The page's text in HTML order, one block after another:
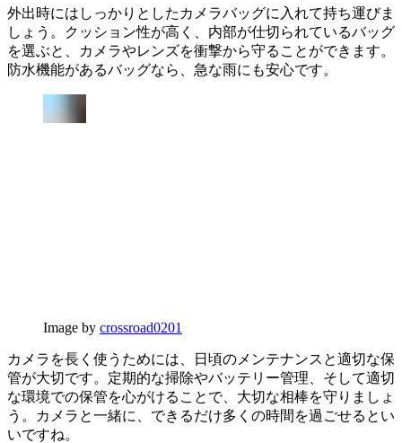
外出時にはしっかりとしたカメラバッグに入れて持ち運びま
しょう。クッション性が高く、内部が仕切られているバッグ
を選ぶと、カメラやレンズを衝撃から守ることができます。
防水機能があるバッグなら、急な雨にも安心です。
Image by crossroad0201
カメラを長く使うためには、日頃のメンテナンスと適切な保
管が大切です。定期的な掃除やバッテリー管理、そして適切
な環境での保管を心がけることで、大切な相棒を守りましょ
う。カメラと一緒に、できるだけ多くの時間を過ごせるとい
いですね。